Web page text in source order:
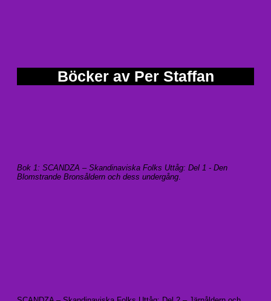
Böcker av Per Staffan
Bok 1: SCANDZA – Skandinaviska Folks Uttåg: Del 1 - Den
Blomstrande Bronsåldern och dess undergång